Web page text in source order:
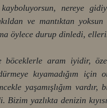
nereye
ve mantıktan
öylece durup dinledi,
aram iyidir,
kıyamadığım için
yaşamışlığım vardır,
yazlıkta denizin